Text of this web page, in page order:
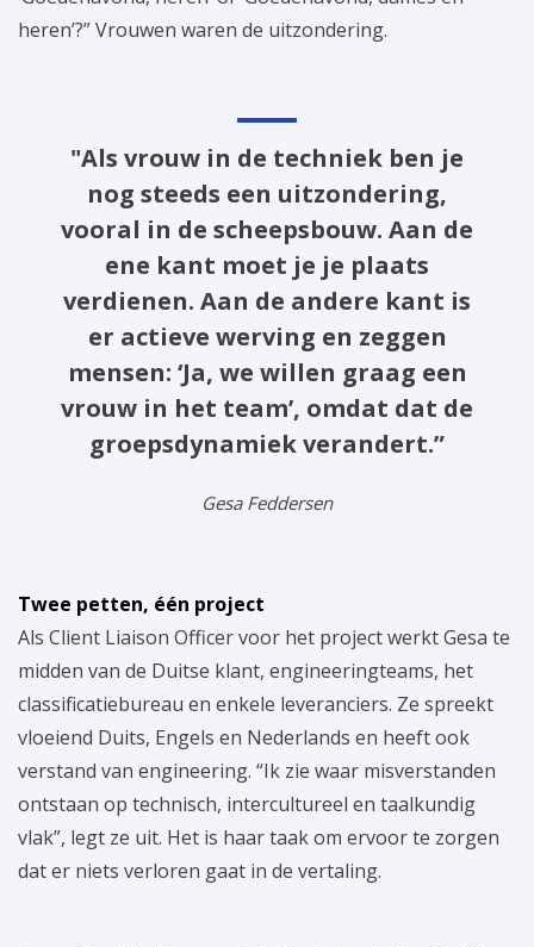
heren’?” Vrouwen waren de uitzondering.
"Als vrouw in de techniek ben je
nog steeds een uitzondering,
vooral in de scheepsbouw. Aan de
ene kant moet je je plaats
verdienen. Aan de andere kant is
er actieve werving en zeggen
mensen: ‘Ja, we willen graag een
vrouw in het team’, omdat dat de
groepsdynamiek verandert.”
Gesa Feddersen
Twee petten, één project
Als Client Liaison Officer voor het project werkt Gesa te
midden van de Duitse klant, engineeringteams, het
classificatiebureau en enkele leveranciers. Ze spreekt
vloeiend Duits, Engels en Nederlands en heeft ook
verstand van engineering. “Ik zie waar misverstanden
ontstaan op technisch, intercultureel en taalkundig
vlak”, legt ze uit. Het is haar taak om ervoor te zorgen
dat er niets verloren gaat in de vertaling.